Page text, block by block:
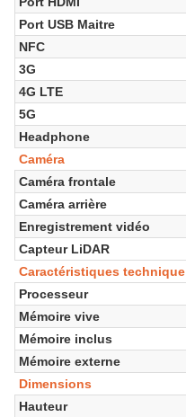
Port USB Maitre
NFC
3G
4G LTE
5G
Headphone
Caméra
Caméra frontale
Caméra arrière
Enregistrement vidéo
Capteur LiDAR
Caractéristiques technique
Processeur
Mémoire vive
Mémoire inclus
Mémoire externe
Dimensions
Hauteur